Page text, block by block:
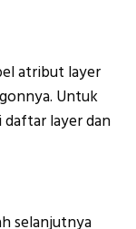
atribut layer
Untuk
daftar layer dan
selanjutnya